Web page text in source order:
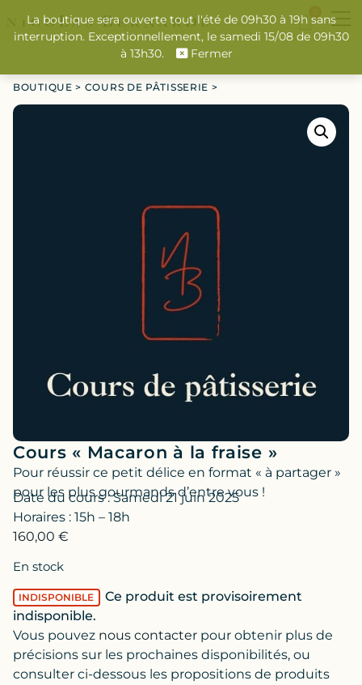
BOUTIQUE > COURS DE PÂTISSERIE >
Cours « Macaron à la fraise »
Pour réussir ce petit délice en format « à partager »
pour les plus gourmands d’entre vous !
Date du cours : Samedi 21 juin 2025
Horaires : 15h – 18h
160,00 €
En stock
INDISPONIBLE
Ce produit est provisoirement
indisponible.
Vous pouvez nous contacter pour obtenir plus de
précisions sur les prochaines disponibilités, ou
consulter ci-dessous les propositions de produits
La boutique sera ouverte tout l'été de 09h30 à 19h sans
interruption. Exceptionnellement, le samedi 15/08 de 09h30
à 13h30.
Fermer